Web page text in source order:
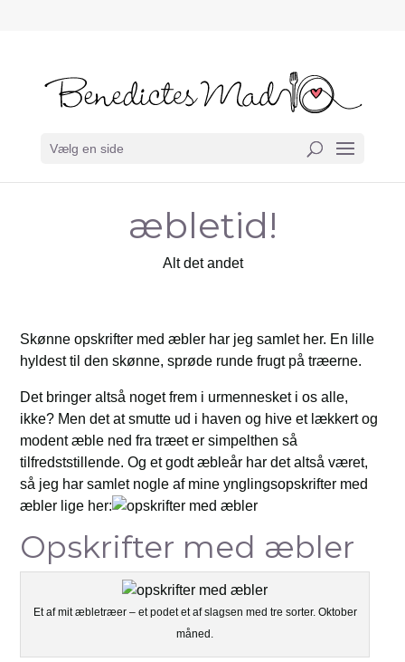
Vælg en side
æbletid!
Alt det andet
Skønne opskrifter med æbler har jeg samlet her. En lille
hyldest til den skønne, sprøde runde frugt på træerne.
Det bringer altså noget frem i urmennesket i os alle,
ikke? Men det at smutte ud i haven og hive et lækkert og
modent æble ned fra træet er simpelthen så
tilfredststillende. Og et godt æbleår har det altså været,
så jeg har samlet nogle af mine ynglingsopskrifter med
æbler lige her:
Opskrifter med æbler
Et af mit æbletræer – et podet et af slagsen med tre sorter. Oktober
måned.